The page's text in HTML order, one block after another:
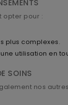
opter pour :
plus complexes.
utilisation en
SOINS
nos